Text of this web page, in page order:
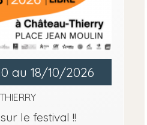
au 18/10/2026
le festival !!